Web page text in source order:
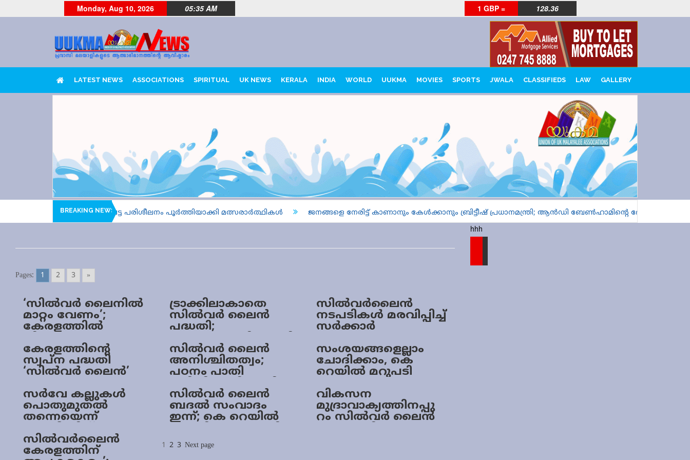
Monday, Aug 10, 2026 05:35 AM 1 GBP = 128.36
LATEST NEWS ASSOCIATIONS SPIRITUAL UK NEWS KERALA INDIA WORLD UUKMA MOVIES SPORTS JWALA CLASSIFIEDS LAW GALLERY
BREAKING NEWS
സീസൺ 2; അവസാനഘട്ട പരിശീലനം പൂർത്തിയാക്കി മത്സരാർത്ഥികൾ ജനങ്ങളെ നേരിട്ട് കാണാനും കേൾക്കാനും ബ്രിട്ടീഷ് പ്രധാനമന്ത്രി; ആൻഡി ബേൺഹാമിന്റെ ദേശീയ പര്യടനം
Pages: 1 2 3 »
‘സിൽവർ ലൈനിൽ
മാറ്റം വേണം’;
കേരളത്തിൽ
അപ്രായോഗികം; ഇ
ശ്രീധരൻ
ട്രാക്കിലാകാതെ
സില്‍വര്‍ ലൈന്‍
പദ്ധതി;
കാത്ത് സംസ്ഥാന
സര്‍ക്കാര്‍
സിൽവർലൈൻ
നടപടികൾ മരവിപ്പിച്ച്
സർക്കാർ
കേരളത്തിന്റെ
സ്വപ്‌ന പദ്ധതി
‘സിൽവർ ലൈൻ’
കേന്ദ്ര ഇടപെടൽ
വേണം; മുഖ്യമന്ത്രി
സിൽവർ ലൈൻ
അനിശ്ചിതത്വം;
പഠനം പാതി
കെ റെയിൽ
സംശയങ്ങളെല്ലാം
ചോദിക്കാം, കെ
റെയില്‍ മറുപടി
‘ജനസമക്ഷം
സില്‍വര്‍ലൈന്‍’
വ്യാഴാഴ്ച
സർവേ കല്ലുകൾ
പൊതുമുതൽ
തന്നെയെന്ന്
നിയമോപദേശം;
കേസെടുക്കാം
സില്‍വര്‍ ലൈന്‍
ബദല്‍ സംവാദം
ഇന്ന്; കെ റെയില്‍
വികസന
മുദ്രാവാക്യത്തിനപ്പു
റം സില്‍വര്‍ ലൈന്‍
സില്‍വര്‍ലൈന്‍
കേരളത്തിന്
Posts
pagination
Page
1 Page
2 Page
3 Next page
hhh